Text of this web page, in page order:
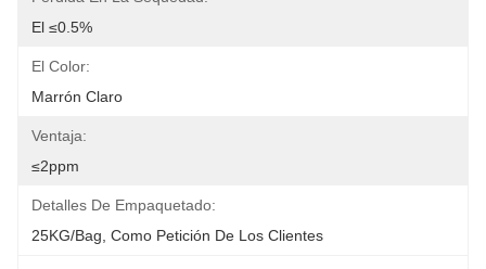
El ≤0.5%
El Color:
Marrón Claro
Ventaja:
≤2ppm
Detalles De Empaquetado:
25KG/Bag, Como Petición De Los Clientes